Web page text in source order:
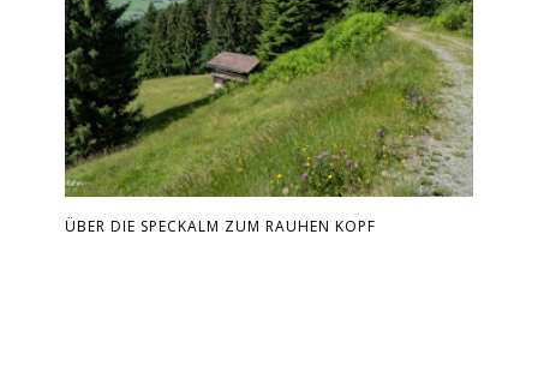
ÜBER DIE SPECKALM ZUM RAUHEN KOPF